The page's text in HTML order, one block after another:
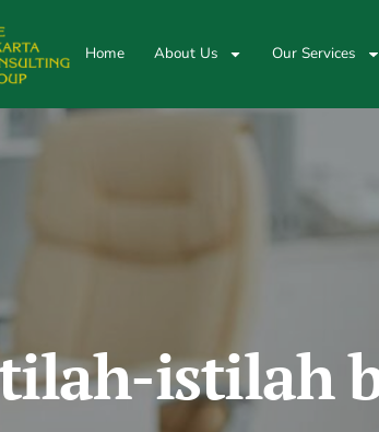
Home About Us Our Services
istilah